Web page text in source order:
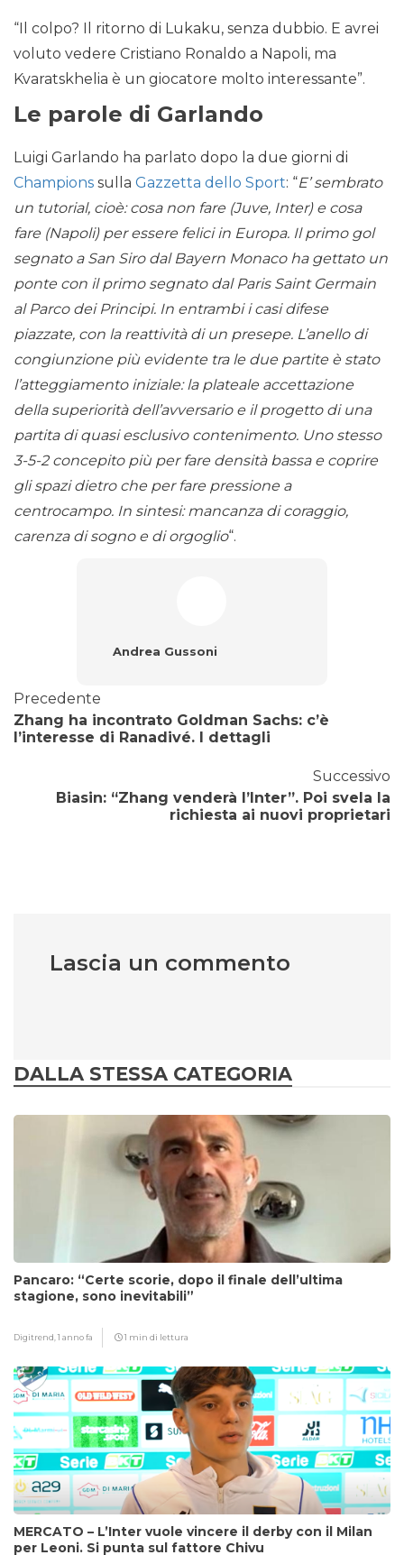
“Il colpo? Il ritorno di Lukaku, senza dubbio. E avrei
voluto vedere Cristiano Ronaldo a Napoli, ma
Kvaratskhelia è un giocatore molto interessante”.
Le parole di Garlando
Luigi Garlando ha parlato dopo la due giorni di
Champions sulla Gazzetta dello Sport: “E’ sembrato
un tutorial, cioè: cosa non fare (Juve, Inter) e cosa
fare (Napoli) per essere felici in Europa. Il primo gol
segnato a San Siro dal Bayern Monaco ha gettato un
ponte con il primo segnato dal Paris Saint Germain
al Parco dei Principi. In entrambi i casi difese
piazzate, con la reattività di un presepe. L’anello di
congiunzione più evidente tra le due partite è stato
l’atteggiamento iniziale: la plateale accettazione
della superiorità dell’avversario e il progetto di una
partita di quasi esclusivo contenimento. Uno stesso
3-5-2 concepito più per fare densità bassa e coprire
gli spazi dietro che per fare pressione a
centrocampo. In sintesi: mancanza di coraggio,
carenza di sogno e di orgoglio“.
Andrea Gussoni
Precedente
Zhang ha incontrato Goldman Sachs: c’è
l’interesse di Ranadivé. I dettagli
Successivo
Biasin: “Zhang venderà l’Inter”. Poi svela la
richiesta ai nuovi proprietari
Lascia un commento
DALLA STESSA CATEGORIA
Pancaro: “Certe scorie, dopo il finale dell’ultima
stagione, sono inevitabili”
Digitrend,1 anno fa 1 min di lettura
MERCATO – L’Inter vuole vincere il derby con il Milan
per Leoni. Si punta sul fattore Chivu